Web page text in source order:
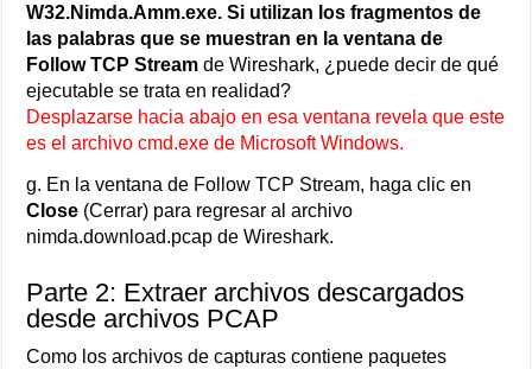
W32.Nimda.Amm.exe. Si utilizan los fragmentos de
las palabras que se muestran en la ventana de
Follow TCP Stream de Wireshark, ¿puede decir de qué
ejecutable se trata en realidad?
Desplazarse hacia abajo en esa ventana revela que este
es el archivo cmd.exe de Microsoft Windows.
g. En la ventana de Follow TCP Stream, haga clic en
Close (Cerrar) para regresar al archivo
nimda.download.pcap de Wireshark.
Parte 2: Extraer archivos descargados
desde archivos PCAP
Como los archivos de capturas contiene paquetes